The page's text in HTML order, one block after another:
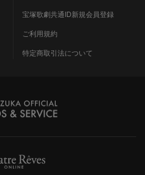
宝塚歌劇共通ID新規会員登録
ご利用規約
特定商取引法について